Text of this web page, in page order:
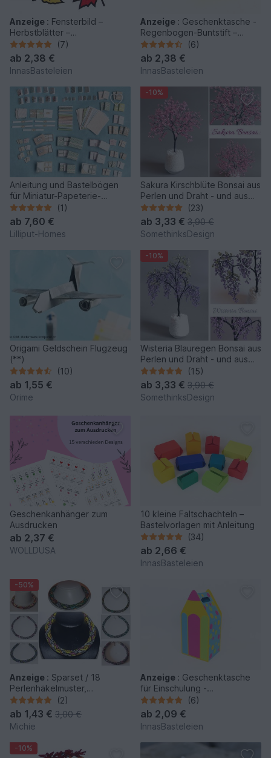
Anzeige : Fensterbild –
Herbstblätter –
Bastelvorlagen mit Anleitung
(7)
ab 2,38 €
InnasBasteleien
Anzeige : Geschenktasche -
Regenbogen-Buntstift –
Bastelanleitung und Vorlagen
(6)
ab 2,38 €
InnasBasteleien
Anleitung und Bastelbögen
für Miniatur-Papeterie-
Einrichtung
(1)
ab 7,60 €
Lilliput-Homes
-10%
Sakura Kirschblüte Bonsai aus
Perlen und Draht - und aus
Liebe
(23)
ab 3,33 € 3,90 €
SomethinksDesign
Origami Geldschein Flugzeug
(**)
(10)
ab 1,55 €
Orime
-10%
Wisteria Blauregen Bonsai aus
Perlen und Draht - und aus
Liebe
(15)
ab 3,33 € 3,90 €
SomethinksDesign
Geschenkanhänger zum
Ausdrucken
ab 2,37 €
WOLLDUSA
10 kleine Faltschachteln –
Bastelvorlagen mit Anleitung
(34)
ab 2,66 €
InnasBasteleien
-50%
Anzeige : Sparset / 18
Perlenhäkelmuster,
perlenhäkeln(2)
ab 1,43 € 3,00 €
Michie
Anzeige : Geschenktasche
für Einschulung -
Bastelvorlagen und Anleitung
(6)
ab 2,09 €
InnasBasteleien
-10%